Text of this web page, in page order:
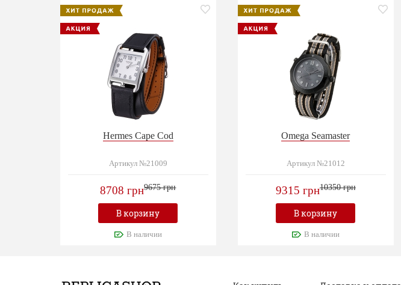
Hermes Cape Cod
Артикул №21009
8708 грн9675 грн
В корзину
В наличии
Omega Seamaster
Артикул №21012
9315 грн10350 грн
В корзину
В наличии